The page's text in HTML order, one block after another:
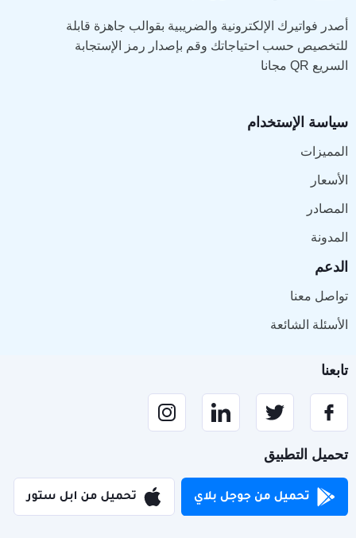
أصدر فواتيرك الإلكترونية والضريبية بقوالب جاهزة قابلة
للتخصيص حسب احتياجاتك وقم بإصدار رمز الإستجابة
السريع QR مجانا
سياسة الإستخدام
المميزات
الأسعار
المصادر
المدونة
الدعم
تواصل معنا
الأسئلة الشائعة
تابعنا
تحميل التطبيق